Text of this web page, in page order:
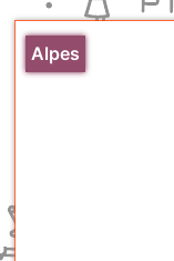
Alpes